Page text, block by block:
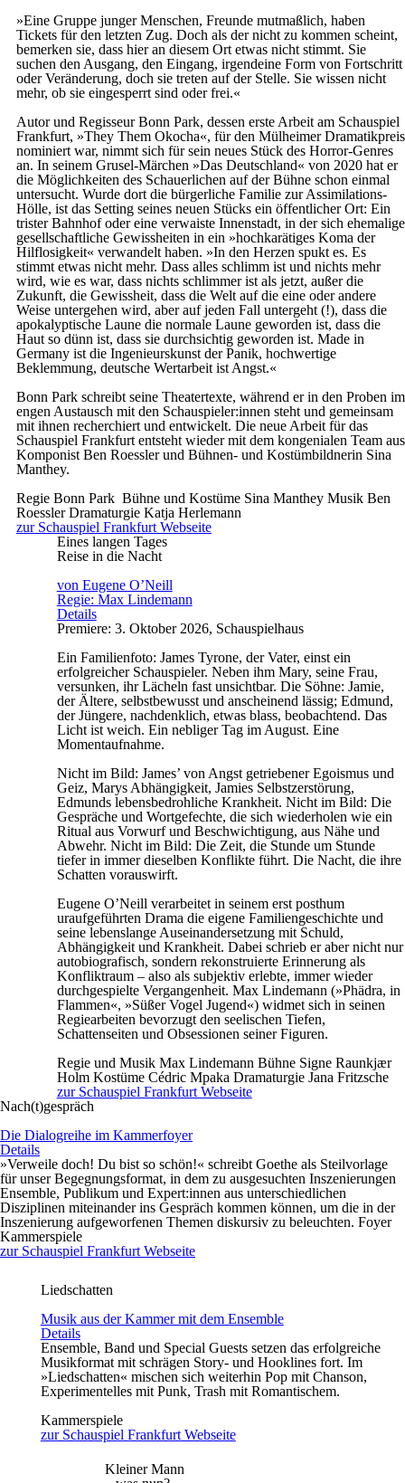
»Eine Gruppe junger Menschen, Freunde mutmaßlich, haben
Tickets für den letzten Zug. Doch als der nicht zu kommen scheint,
bemerken sie, dass hier an diesem Ort etwas nicht stimmt. Sie
suchen den Ausgang, den Eingang, irgendeine Form von Fortschritt
oder Veränderung, doch sie treten auf der Stelle. Sie wissen nicht
mehr, ob sie eingesperrt sind oder frei.«
Autor und Regisseur Bonn Park, dessen erste Arbeit am Schauspiel
Frankfurt, »They Them Okocha«, für den Mülheimer Dramatikpreis
nominiert war, nimmt sich für sein neues Stück des Horror-Genres
an. In seinem Grusel-Märchen »Das Deutschland« von 2020 hat er
die Möglichkeiten des Schauerlichen auf der Bühne schon einmal
untersucht. Wurde dort die bürgerliche Familie zur Assimilations-
Hölle, ist das Setting seines neuen Stücks ein öffentlicher Ort: Ein
trister Bahnhof oder eine verwaiste Innenstadt, in der sich ehemalige
gesellschaftliche Gewissheiten in ein »hochkarätiges Koma der
Hilflosigkeit« verwandelt haben. »In den Herzen spukt es. Es
stimmt etwas nicht mehr. Dass alles schlimm ist und nichts mehr
wird, wie es war, dass nichts schlimmer ist als jetzt, außer die
Zukunft, die Gewissheit, dass die Welt auf die eine oder andere
Weise untergehen wird, aber auf jeden Fall untergeht (!), dass die
apokalyptische Laune die normale Laune geworden ist, dass die
Haut so dünn ist, dass sie durchsichtig geworden ist. Made in
Germany ist die Ingenieurskunst der Panik, hochwertige
Beklemmung, deutsche Wertarbeit ist Angst.«
Bonn Park schreibt seine Theatertexte, während er in den Proben im
engen Austausch mit den Schauspieler:innen steht und gemeinsam
mit ihnen recherchiert und entwickelt. Die neue Arbeit für das
Schauspiel Frankfurt entsteht wieder mit dem kongenialen Team aus
Komponist Ben Roessler und Bühnen- und Kostümbildnerin Sina
Manthey.
RegieBonn Park Bühne und KostümeSina Manthey MusikBen
RoesslerDramaturgie Katja Herlemann
zur Schauspiel Frankfurt Webseite
Eines langen Tages
Reise in die Nacht
von Eugene O’Neill
Regie: Max Lindemann
Details
Premiere: 3. Oktober 2026, Schauspielhaus
Ein Familienfoto: James Tyrone, der Vater, einst ein
erfolgreicher Schauspieler. Neben ihm Mary, seine Frau,
versunken, ihr Lächeln fast unsichtbar. Die Söhne: Jamie,
der Ältere, selbstbewusst und anscheinend lässig; Edmund,
der Jüngere, nachdenklich, etwas blass, beobachtend. Das
Licht ist weich. Ein nebliger Tag im August. Eine
Momentaufnahme.
Nicht im Bild: James’ von Angst getriebener Egoismus und
Geiz, Marys Abhängigkeit, Jamies Selbstzerstörung,
Edmunds lebensbedrohliche Krankheit. Nicht im Bild: Die
Gespräche und Wortgefechte, die sich wiederholen wie ein
Ritual aus Vorwurf und Beschwichtigung, aus Nähe und
Abwehr. Nicht im Bild: Die Zeit, die Stunde um Stunde
tiefer in immer dieselben Konflikte führt. Die Nacht, die ihre
Schatten vorauswirft.
Eugene O’Neill verarbeitet in seinem erst posthum
uraufgeführten Drama die eigene Familiengeschichte und
seine lebenslange Auseinandersetzung mit Schuld,
Abhängigkeit und Krankheit. Dabei schrieb er aber nicht nur
autobiografisch, sondern rekonstruierte Erinnerung als
Konfliktraum – also als subjektiv erlebte, immer wieder
durchgespielte Vergangenheit. Max Lindemann (»Phädra, in
Flammen«, »Süßer Vogel Jugend«) widmet sich in seinen
Regiearbeiten bevorzugt den seelischen Tiefen,
Schattenseiten und Obsessionen seiner Figuren.
Regie und Musik Max Lindemann Bühne Signe Raunkjær
Holm KostümeCédric Mpaka DramaturgieJana Fritzsche
zur Schauspiel Frankfurt Webseite
Nach(t)gespräch
Die Dialogreihe im Kammerfoyer
Details
»Verweile doch! Du bist so schön!« schreibt Goethe als Steilvorlage
für unser Begegnungsformat, in dem zu ausgesuchten Inszenierungen
Ensemble, Publikum und Expert:innen aus unterschiedlichen
Disziplinen miteinander ins Gespräch kommen können, um die in der
Inszenierung aufgeworfenen Themen diskursiv zu beleuchten. Foyer
Kammerspiele
zur Schauspiel Frankfurt Webseite
Liedschatten
Musik aus der Kammer mit dem Ensemble
Details
Ensemble, Band und Special Guests setzen das erfolgreiche
Musikformat mit schrägen Story- und Hooklines fort. Im
»Liedschatten« mischen sich weiterhin Pop mit Chanson,
Experimentelles mit Punk, Trash mit Romantischem.
Kammerspiele
zur Schauspiel Frankfurt Webseite
Kleiner Mann